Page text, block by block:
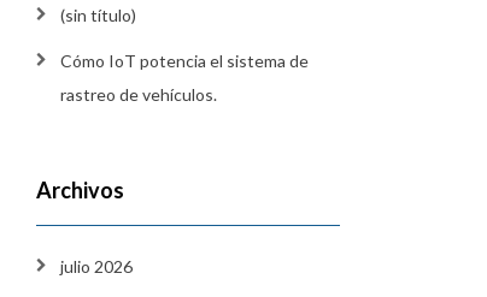
(sin título)
Cómo IoT potencia el sistema de
rastreo de vehículos.
Archivos
julio 2026